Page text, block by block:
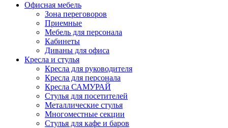
Офисная мебель
Зона переговоров
Приемные
Мебель для персонала
Кабинеты
Диваны для офиса
Кресла и стулья
Кресла для руководителя
Кресла для персонала
Кресла САМУРАЙ
Стулья для посетителей
Металлические стулья
Многоместные секции
Стулья для кафе и баров